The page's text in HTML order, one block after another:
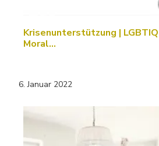
Krisenunterstützung |
Moral…
6. Januar 2022